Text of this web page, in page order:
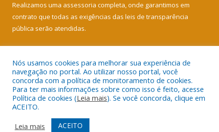
Realizamos uma assessoria completa, onde garantimos em
contrato que todas as exigências das leis de transparência
pública serão atendidas.
Todos os direitos reservados a Câmara Municipal de Soure.
Mapa do Site
Acessar Área Administrativa
Nós usamos cookies para melhorar sua experiência de
navegação no portal. Ao utilizar nosso portal, você
concorda com a política de monitoramento de cookies.
Para ter mais informações sobre como isso é feito, acesse
Política de cookies (Leia mais). Se você concorda, clique em
ACEITO.
Leia mais
ACEITO